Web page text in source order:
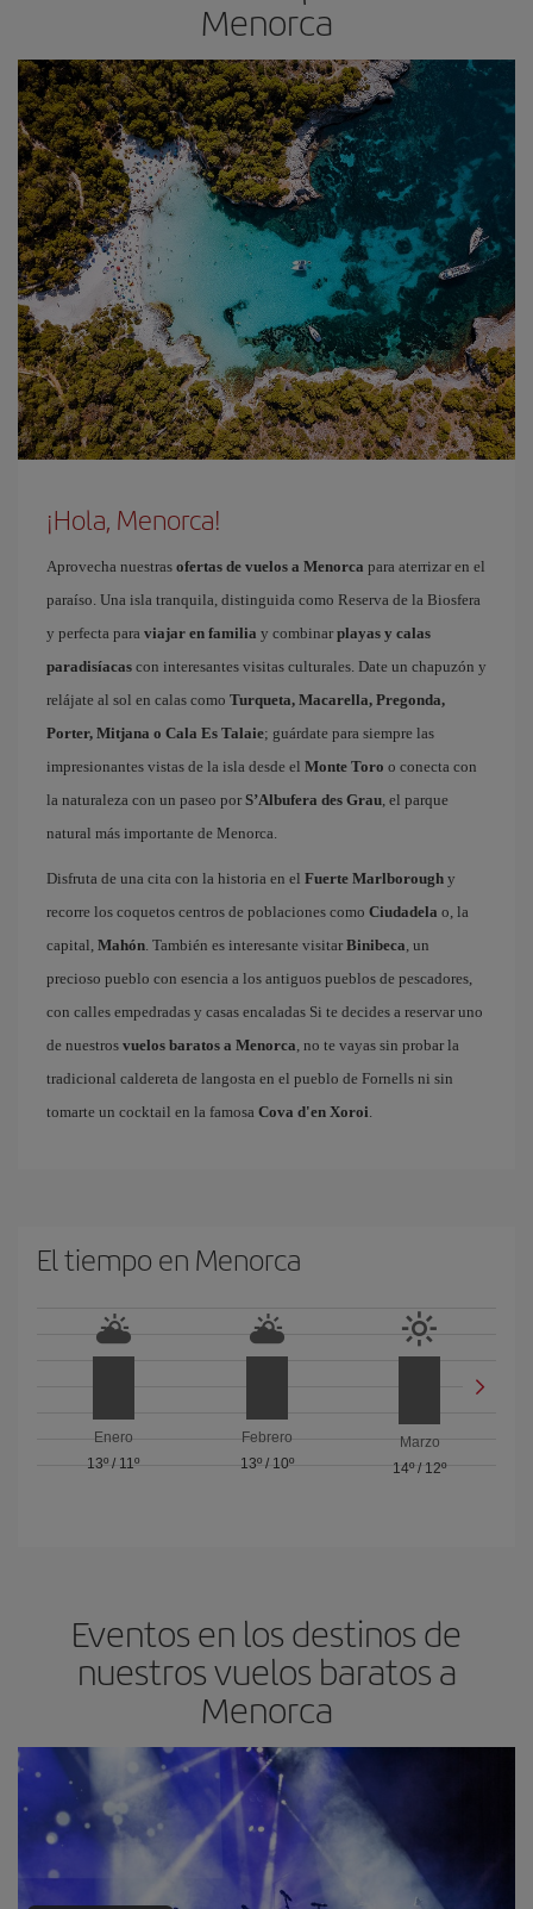
Menorca
¡Hola, Menorca!
Aprovecha nuestras ofertas de vuelos a Menorca para aterrizar en el
paraíso. Una isla tranquila, distinguida como Reserva de la Biosfera
y perfecta para viajar en familia y combinar playas y calas
paradisíacas con interesantes visitas culturales. Date un chapuzón y
relájate al sol en calas como Turqueta, Macarella, Pregonda,
Porter, Mitjana o Cala Es Talaie; guárdate para siempre las
impresionantes vistas de la isla desde el Monte Toro o conecta con
la naturaleza con un paseo por S’Albufera des Grau, el parque
natural más importante de Menorca.
Disfruta de una cita con la historia en el Fuerte Marlborough y
recorre los coquetos centros de poblaciones como Ciudadela o, la
capital, Mahón. También es interesante visitar Binibeca, un
precioso pueblo con esencia a los antiguos pueblos de pescadores,
con calles empedradas y casas encaladas Si te decides a reservar uno
de nuestros vuelos baratos a Menorca, no te vayas sin probar la
tradicional caldereta de langosta en el pueblo de Fornells ni sin
tomarte un cocktail en la famosa Cova d'en Xoroi.
El tiempo en Menorca
Enero
13º / 11º
Febrero
13º/ 10º
Marzo
14º/ 12º
Eventos en los destinos de
nuestros vuelos baratos a
Menorca